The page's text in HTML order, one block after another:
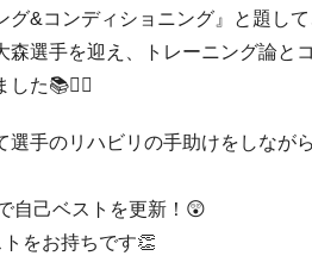
グ&コンディショニング』と題して
森選手を迎え、トレーニング論と
した📚✍🏻
選手のリハビリの手助けをしなが
自己ベストを更新！😲
をお持ちです👏